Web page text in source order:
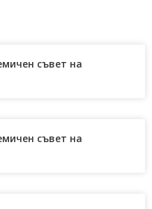
съвет на
съвет на